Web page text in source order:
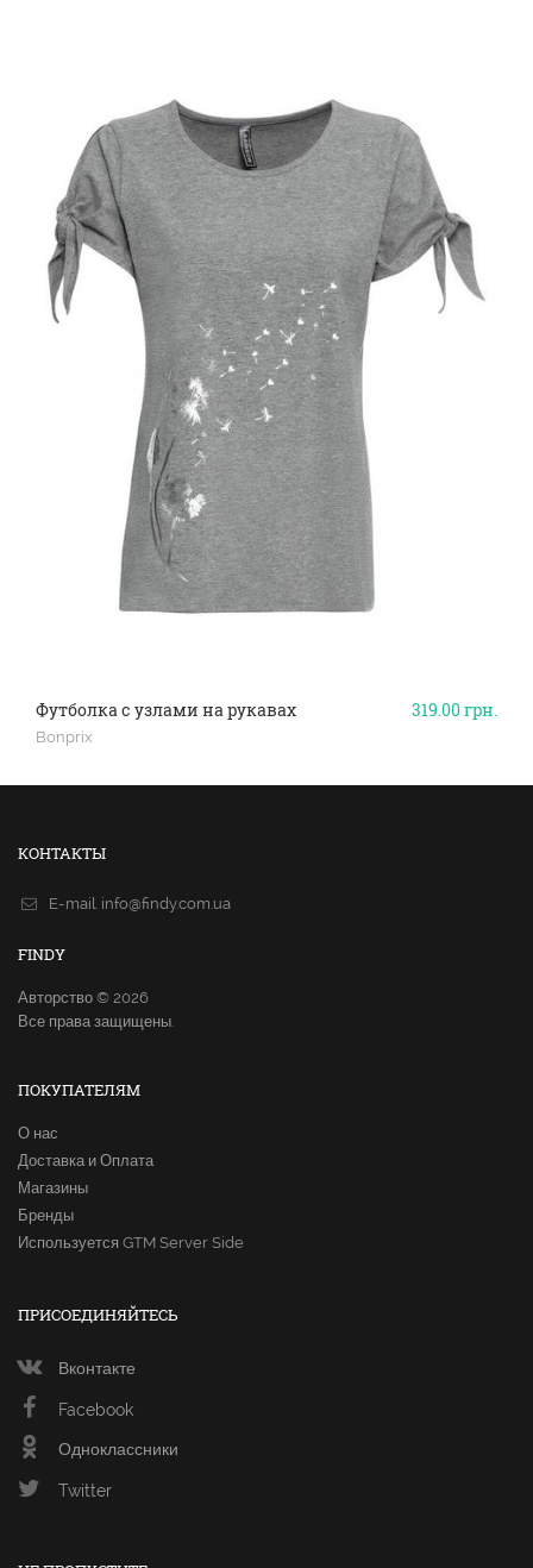
319.00грн.
Футболка с узлами на рукавах
Bonprix
КОНТАКТЫ
E-mail. info@findy.com.ua
FINDY
Авторство © 2026
Все права защищены.
ПОКУПАТЕЛЯМ
О нас
Доставка и Оплата
Магазины
Бренды
Используется GTM Server Side
ПРИСОЕДИНЯЙТЕСЬ
Вконтакте
Facebook
Одноклассники
Twitter